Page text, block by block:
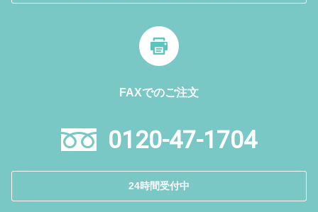
FAXでのご注文
0120-47-1704
24時間受付中